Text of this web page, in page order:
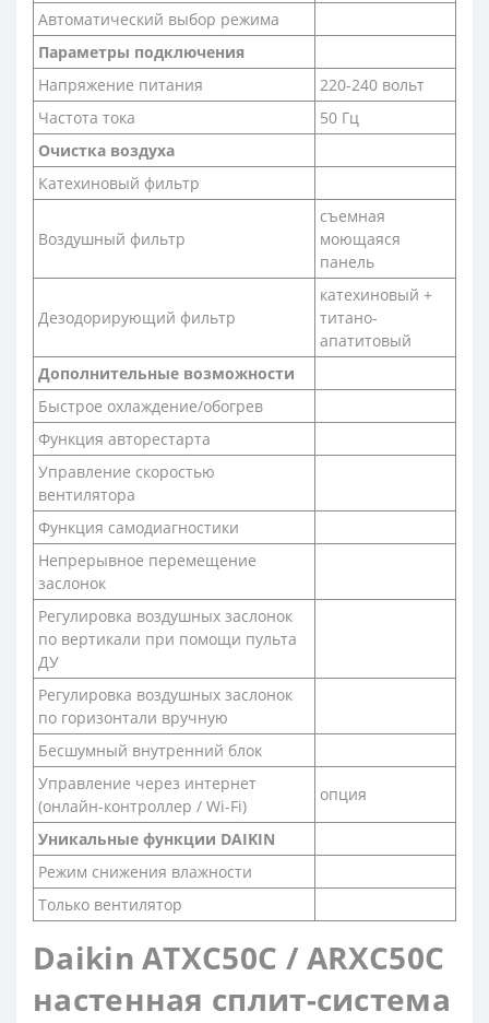
Автоматический выбор режима
Параметры подключения
Напряжение питания
220-240 вольт
Частота тока
50 Гц
Очистка воздуха
Катехиновый фильтр
Воздушный фильтр
съемная
моющаяся
панель
Дезодорирующий фильтр
катехиновый +
титано-
апатитовый
Дополнительные возможности
Быстрое охлаждение/обогрев
Функция авторестарта
Управление скоростью
вентилятора
Функция самодиагностики
Непрерывное перемещение
заслонок
Регулировка воздушных заслонок
по вертикали при помощи пульта
ДУ
Регулировка воздушных заслонок
по горизонтали вручную
Бесшумный внутренний блок
Управление через интернет
(онлайн-контроллер / Wi-Fi)
опция
Уникальные функции DAIKIN
Режим снижения влажности
Только вентилятор
Daikin ATXC50C / ARXC50C
настенная сплит-система